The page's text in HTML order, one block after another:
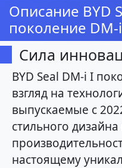
Описание BYD
поколение DM-i
Сила
BYD Seal DM-i I
взгляд на
выпускаемые с
стильного
настоящему